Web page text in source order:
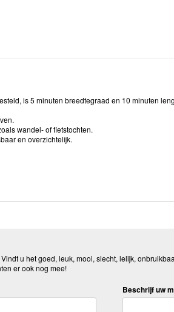
is 5 minuten breedtegraad en 10 minuten
wandel- of fietstochten.
en overzichtelijk.
u het goed, leuk, mooi, slecht, lelijk,
er ook nog mee!
Beschrijf uw